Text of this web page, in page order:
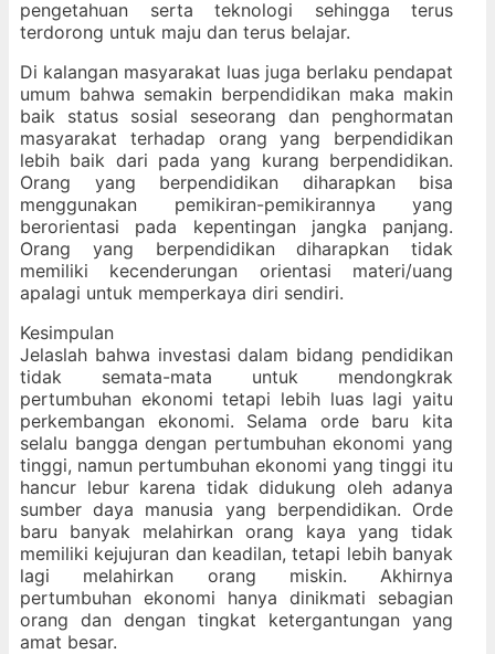
pengetahuan serta teknologi sehingga terus
terdorong untuk maju dan terus belajar.
Di kalangan masyarakat luas juga berlaku pendapat
umum bahwa semakin berpendidikan maka makin
baik status sosial seseorang dan penghormatan
masyarakat terhadap orang yang berpendidikan
lebih baik dari pada yang kurang berpendidikan.
Orang yang berpendidikan diharapkan bisa
menggunakan pemikiran-pemikirannya yang
berorientasi pada kepentingan jangka panjang.
Orang yang berpendidikan diharapkan tidak
memiliki kecenderungan orientasi materi/uang
apalagi untuk memperkaya diri sendiri.
Kesimpulan
Jelaslah bahwa investasi dalam bidang pendidikan
tidak semata-mata untuk mendongkrak
pertumbuhan ekonomi tetapi lebih luas lagi yaitu
perkembangan ekonomi. Selama orde baru kita
selalu bangga dengan pertumbuhan ekonomi yang
tinggi, namun pertumbuhan ekonomi yang tinggi itu
hancur lebur karena tidak didukung oleh adanya
sumber daya manusia yang berpendidikan. Orde
baru banyak melahirkan orang kaya yang tidak
memiliki kejujuran dan keadilan, tetapi lebih banyak
lagi melahirkan orang miskin. Akhirnya
pertumbuhan ekonomi hanya dinikmati sebagian
orang dan dengan tingkat ketergantungan yang
amat besar.